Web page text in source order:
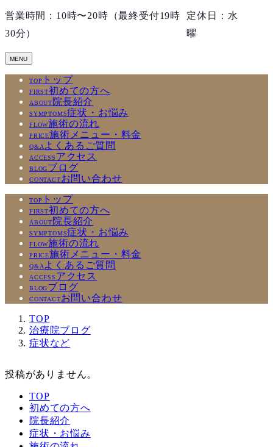
営業時間：10時〜20時（最終受付19時
30分）
定休日：水
曜
TOP トップ
FIRST初めての方へ
ABOUT 院長紹介
SYMPTOMS症状・お悩み
FLOW施術の流れ
PRICE施術メニュー・料金
Q&A よくあるご質問
ACCESS アクセス
BLOGブログ
CONTACTお問い合わせ
TOP トップ
FIRST初めての方へ
ABOUT 院長紹介
SYMPTOMS症状・お悩み
FLOW施術の流れ
PRICE施術メニュー・料金
Q&A よくあるご質問
ACCESS アクセス
BLOGブログ
CONTACTお問い合わせ
TOP
治療院ブログ
症状など
投稿がありません。
TOP
初めての方へ
院長紹介
症状・お悩み